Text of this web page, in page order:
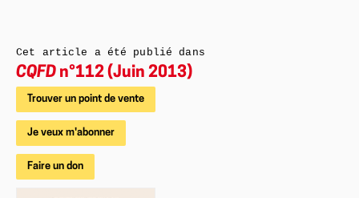
Cet article a été publié dans
CQFD n°112 (Juin 2013)
Trouver un point de vente
Je veux m'abonner
Faire un don